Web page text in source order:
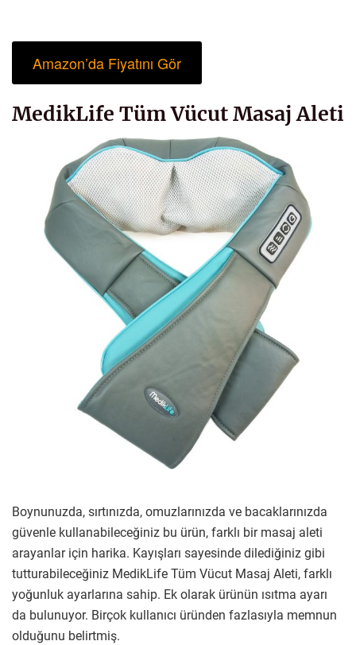
Amazon’da Fiyatını Gör
MedikLife Tüm Vücut Masaj Aleti
Boynunuzda, sırtınızda, omuzlarınızda ve bacaklarınızda
güvenle kullanabileceğiniz bu ürün, farklı bir masaj aleti
arayanlar için harika. Kayışları sayesinde dilediğiniz gibi
tutturabileceğiniz MedikLife Tüm Vücut Masaj Aleti, farklı
yoğunluk ayarlarına sahip. Ek olarak ürünün ısıtma ayarı
da bulunuyor. Birçok kullanıcı üründen fazlasıyla memnun
olduğunu belirtmiş.